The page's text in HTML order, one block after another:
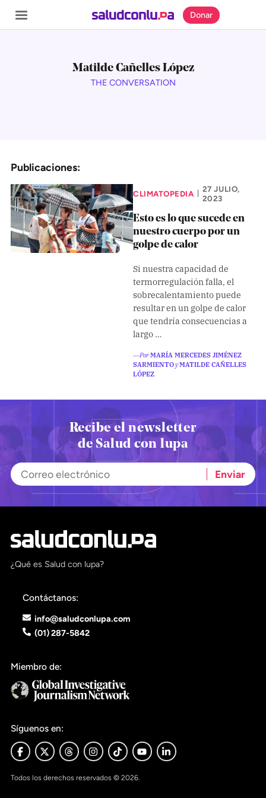
Especiales
Nosotros
COBERTURAS
Comprueba
Entrevistas
Opinión
Biblioterapia
Cartas y réplicas
Pon tu lupa sobre lo
que importa
Dona aquí
Donar
Matilde Cañelles López
THE CONVERSATION
Publicaciones:
CLIMATOPEDIA
27 JULIO,
2023
Esto es lo que sucede en
nuestro cuerpo por un
golpe de calor
Si nuestra capacidad de
termorregulación falla, el
sobrecalentamiento puede
resultar en un golpe de calor
que tendría consecuencias a
largo …
―PorMARÍA MERCEDES JIMÉNEZ
SARMIENTOyMATILDE CAÑELLES
LÓPEZ
Recibe el newsletter
de Salud con lupa
¿Qué es Salud con lupa?
Contáctanos:
info@saludconlupa.com
(01) 287-5842
Miembro de:
Síguenos en:
Todos los derechos reservados © 2026.